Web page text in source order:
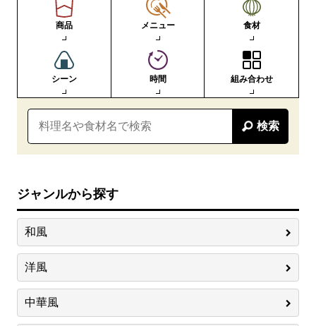
商品 メニュー 食材
シーン 時間 組み合わせ
検索
ジャンルから探す
和風
洋風
中華風